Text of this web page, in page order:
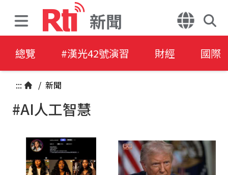
新聞
總覽 #漢光42號演習 財經 國際
::: / 新聞
#AI人工智慧